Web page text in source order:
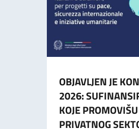
OBJAVLJEN JE
2026:
KOJE
PRIVATNOG